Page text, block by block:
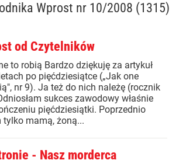
Wprost nr 10/2008 (1315)
od Czytelników
to robią Bardzo dziękuję za artykuł
po pięćdziesiątce („Jak one
nr 9). Ja też do nich należę (rocznik
sukces zawodowy właśnie
pięćdziesiątki. Poprzednio
tylko mamą, żoną...
- Nasz morderca